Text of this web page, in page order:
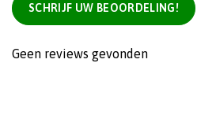
SCHRIJF UW BEOORDELING!
Geen reviews gevonden